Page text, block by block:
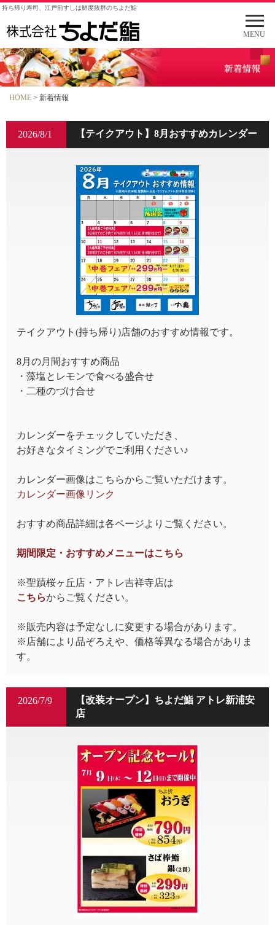
メ
ニ
ュ
を
MENU
持ち帰り寿司、江戸前すしは鮮度抜群のちよだ鮨
HOME > 新着情報
【テイクアウト】8月おすすめカレンダー
2026/8/1
テイクアウト(持ち帰り)店舗のおすすめ情報です。
8月の月間おすすめ商品
・藻塩とレモンで食べる盛合せ
・二種のづけ合せ
カレンダーをチェックしていただき、
お好きなタイミングでご利用ください♪
カレンダー画像はこちらからご覧いただけます。
カレンダー画像リンク
おすすめ商品詳細は各ページよりご覧ください。
期間限定・おすすめメニューはこちら
※聖蹟桜ヶ丘店・アトレ吉祥寺店は
こちらからご覧ください。
※販売内容は予定なしに変更する場合があります。
※店舗により品ぞろえや、価格等異なる場合がありま
す。
【改装オープン】ちよだ鮨 アトレ新浦安
店
2026/7/9